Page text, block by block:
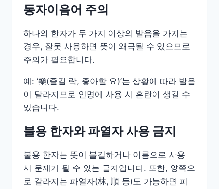
동자이음어 주의
하나의 한자가 두 가지 이상의 발음을 가지는
경우, 잘못 사용하면 뜻이 왜곡될 수 있으므로
주의가 필요합니다.
예: ‘樂(즐길 락, 좋아할 요)’는 상황에 따라 발음
이 달라지므로 인명에 사용 시 혼란이 생길 수
있습니다.
불용 한자와 파열자 사용 금지
불용 한자는 뜻이 불길하거나 이름으로 사용
시 문제가 될 수 있는 글자입니다. 또한, 양쪽으
로 갈라지는 파열자(林, 順 등)도 가능하면 피